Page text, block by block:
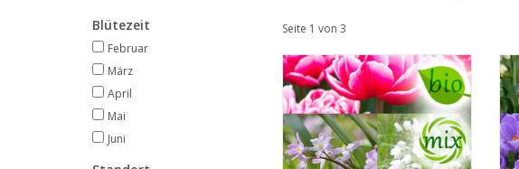
Blütezeit
Februar
März
April
Mai
Juni
Seite 1 von 3
Biologische
Blumenzwiebelmischung 'April
Love'
Für Liebhaber einer etwas
kräftigeren Farbkombination